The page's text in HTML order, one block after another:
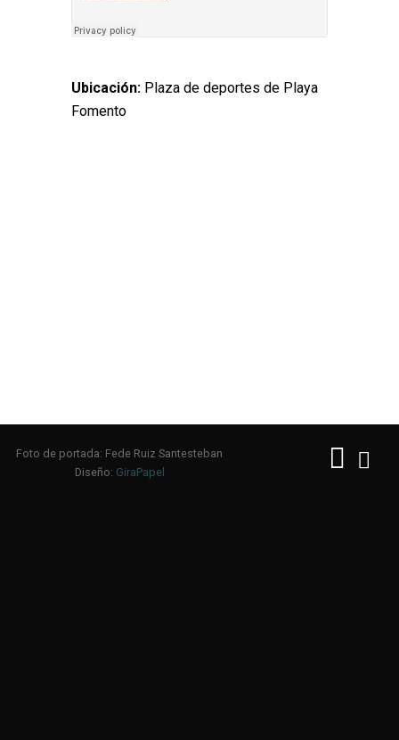
Ubicación: Plaza de deportes de Playa
Fomento
Foto de portada: Fede Ruiz Santesteban
Diseño: GiraPapel